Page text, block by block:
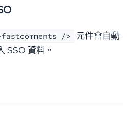
/>
元件會自動
SSO 資料。